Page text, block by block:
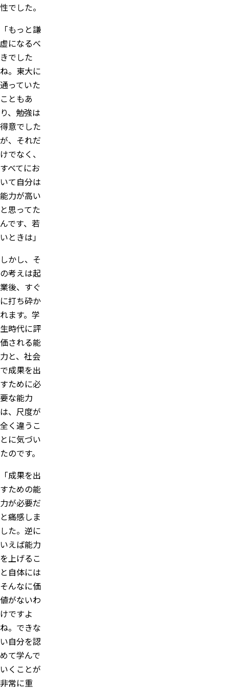
性でした。
「もっと謙
虚になるべ
きでした
ね。東大に
通っていた
こともあ
り、勉強は
得意でした
が、それだ
けでなく、
すべてにお
いて自分は
能力が高い
と思ってた
んです、若
いときは」
しかし、そ
の考えは起
業後、すぐ
に打ち砕か
れます。学
生時代に評
価される能
力と、社会
で成果を出
すために必
要な能力
は、尺度が
全く違うこ
とに気づい
たのです。
「成果を出
すための能
力が必要だ
と痛感しま
した。逆に
いえば能力
を上げるこ
と自体には
そんなに価
値がないわ
けですよ
ね。できな
い自分を認
めて学んで
いくことが
非常に重